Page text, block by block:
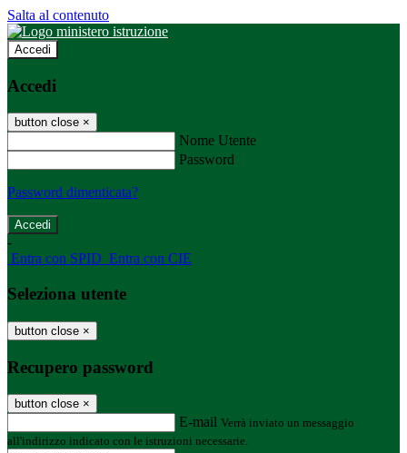
Salta al contenuto
Accedi
Accedi
button close ×
Nome Utente
Password
Password dimenticata?
-
Entra con SPID Entra con CIE
Seleziona utente
button close ×
Recupero password
button close ×
E-mail Verrà inviato un messaggio
all'indirizzo indicato con le istruzioni necessarie.